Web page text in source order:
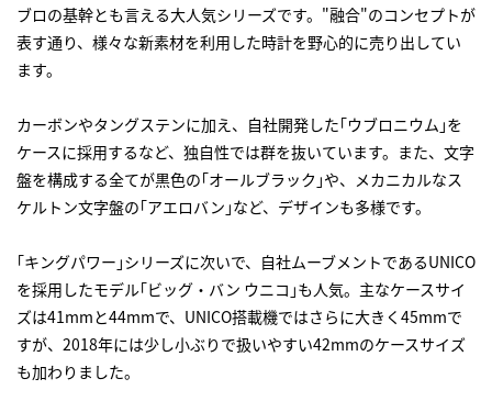
ブロの基幹とも言える大人気シリーズです。"融合"のコンセプトが
表す通り、様々な新素材を利用した時計を野心的に売り出してい
ます。
カーボンやタングステンに加え、自社開発した｢ウブロニウム｣を
ケースに採用するなど、独自性では群を抜いています。また、文字
盤を構成する全てが黒色の｢オールブラック｣や、メカニカルなス
ケルトン文字盤の｢アエロバン｣など、デザインも多様です。
｢キングパワー｣シリーズに次いで、自社ムーブメントであるUNICO
を採用したモデル｢ビッグ・バン ウニコ｣も人気。主なケースサイ
ズは41mmと44mmで、UNICO搭載機ではさらに大きく45mmで
すが、2018年には少し小ぶりで扱いやすい42mmのケースサイズ
も加わりました。